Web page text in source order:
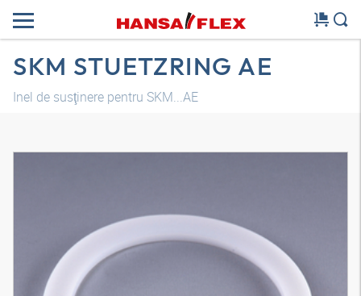
SKM STUETZRING AE
Inel de susţinere pentru SKM...AE